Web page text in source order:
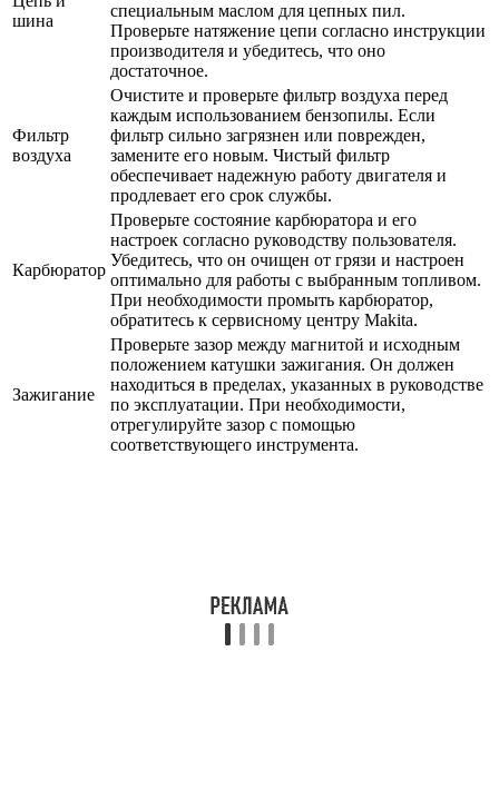
шина
специальным маслом для цепных пил.
Проверьте натяжение цепи согласно инструкции
производителя и убедитесь, что оно
достаточное.
Фильтр
воздуха
Очистите и проверьте фильтр воздуха перед
каждым использованием бензопилы. Если
фильтр сильно загрязнен или поврежден,
замените его новым. Чистый фильтр
обеспечивает надежную работу двигателя и
продлевает его срок службы.
Карбюратор
Проверьте состояние карбюратора и его
настроек согласно руководству пользователя.
Убедитесь, что он очищен от грязи и настроен
оптимально для работы с выбранным топливом.
При необходимости промыть карбюратор,
обратитесь к сервисному центру Makita.
Зажигание
Проверьте зазор между магнитой и исходным
положением катушки зажигания. Он должен
находиться в пределах, указанных в руководстве
по эксплуатации. При необходимости,
отрегулируйте зазор с помощью
соответствующего инструмента.